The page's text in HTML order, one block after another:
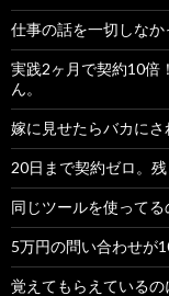
仕事の話を一切しな
実践2ヶ月で契約10倍
ん。
嫁に見せたらバカに
20日まで契約ゼロ。
同じツールを使って
5万円の問い合わせが
覚えてもらえている